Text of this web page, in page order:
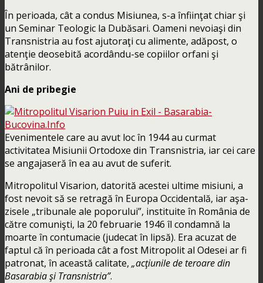
În perioada, cât a condus Misiunea, s-a înfiinţat chiar şi
un Seminar Teologic la Dubăsari. Oameni nevoiaşi din
Transnistria au fost ajutoraţi cu alimente, adăpost, o
atenţie deosebită acordându-se copiilor orfani şi
bătrânilor.
Ani de pribegie
Evenimentele care au avut loc în 1944 au curmat
activitatea Misiunii Ortodoxe din Transnistria, iar cei care
se angajaseră în ea au avut de suferit.
Mitropolitul Visarion, datorită acestei ultime misiuni, a
fost nevoit să se retragă în Europa Occidentală, iar aşa-
zisele „tribunale ale poporului”, instituite în România de
către comunişti, la 20 februarie 1946 îl condamnă la
moarte în contumacie (judecat în lipsă). Era acuzat de
faptul că în perioada cât a fost Mitropolit al Odesei ar fi
patronat, în această calitate, „acţiunile de teroare din
Basarabia şi Transnistria”.